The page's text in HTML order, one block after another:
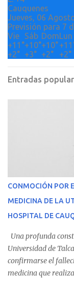
Cauquenes
Jueves, 06
Previsión para 7
Vie
Sáb DomLun
+11°+10°+10°+
+2° +3° +2° +2°
Entradas
CONMOCIÓN POR
MEDICINA DE LA
HOSPITAL DE
Una profunda
Universidad de
confirmarse el
medicina que